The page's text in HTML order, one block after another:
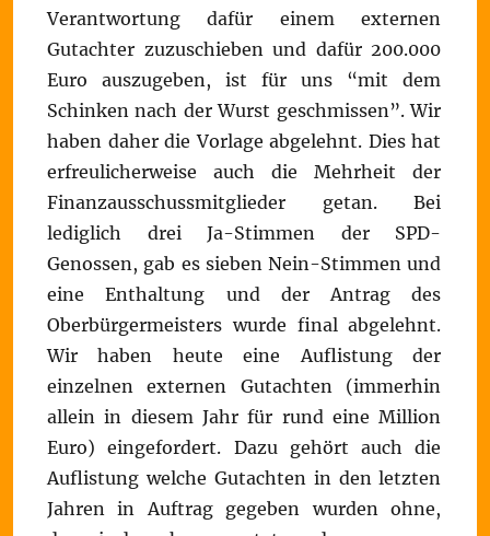
Verantwortung dafür einem externen
Gutachter zuzuschieben und dafür 200.000
Euro auszugeben, ist für uns “mit dem
Schinken nach der Wurst geschmissen”. Wir
haben daher die Vorlage abgelehnt. Dies hat
erfreulicherweise auch die Mehrheit der
Finanzausschussmitglieder getan. Bei
lediglich drei Ja-Stimmen der SPD-
Genossen, gab es sieben Nein-Stimmen und
eine Enthaltung und der Antrag des
Oberbürgermeisters wurde final abgelehnt.
Wir haben heute eine Auflistung der
einzelnen externen Gutachten (immerhin
allein in diesem Jahr für rund eine Million
Euro) eingefordert. Dazu gehört auch die
Auflistung welche Gutachten in den letzten
Jahren in Auftrag gegeben wurden ohne,